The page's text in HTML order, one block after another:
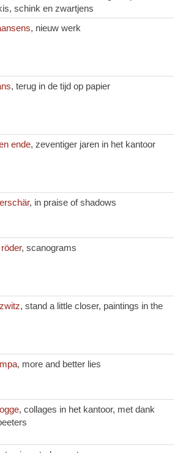
schink en zwartjens
, nieuw werk
, terug in de tijd op papier
ende, zeventiger jaren in het kantoor
, in praise of shadows
, scanograms
, stand a little closer, paintings in the
, more and better lies
, collages in het kantoor, met dank